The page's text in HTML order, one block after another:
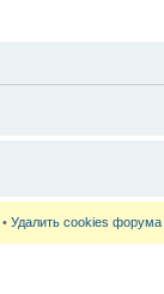
• Удалить cookies форума